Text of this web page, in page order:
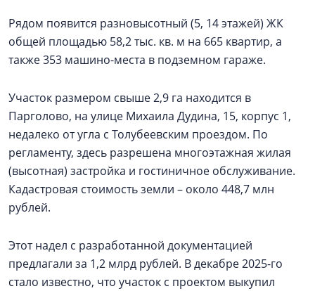
Рядом появится разновысотный (5, 14 этажей) ЖК
общей площадью 58,2 тыс. кв. м на 665 квартир, а
также 353 машино-места в подземном гараже.
Участок размером свыше 2,9 га находится в
Парголово, на улице Михаила Дудина, 15, корпус 1,
недалеко от угла с Толубеевским проездом. По
регламенту, здесь разрешена многоэтажная жилая
(высотная) застройка и гостиничное обслуживание.
Кадастровая стоимость земли – около 448,7 млн
рублей.
Этот надел с разработанной документацией
предлагали за 1,2 млрд рублей. В декабре 2025-го
стало известно, что участок с проектом выкупил